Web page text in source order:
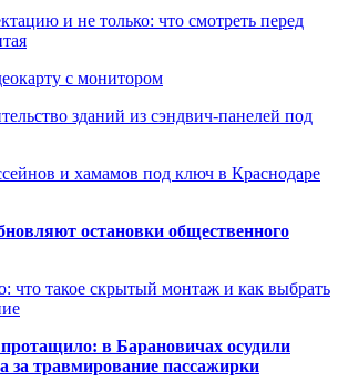
и не только: что смотреть перед
с монитором
зданий из сэндвич-панелей под
и хамамов под ключ в Краснодаре
остановки общественного
что такое скрытый монтаж и как выбрать
в Барановичах осудили
за травмирование пассажирки